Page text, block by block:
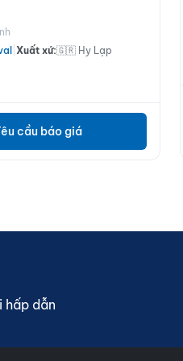
Xuất xứ:🇬🇷 Hy Lạp
cầu báo giá
hấp dẫn